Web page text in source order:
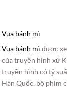
Vua bánh mì
Vua bánh mì được
của truyền hình xứ
truyền hình có tỷ
Hàn Quốc, bộ phim